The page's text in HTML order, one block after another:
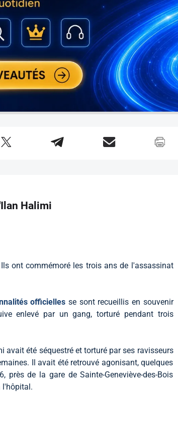
Halimi
Ils ont commémoré les trois ans de l'assassinat
officielles se sont recueillis en souvenir
enlevé par un gang, torturé pendant trois
avait été séquestré et torturé par ses ravisseurs
Il avait été retrouvé agonisant, quelques
de la gare de Sainte-Geneviève-des-Bois
l'hôpital.